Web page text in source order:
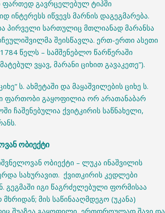
ფართედ გავრცელებულ ტიპში
ინტერესს იწვევს მარნის დაგეგმარება.
პირველი სართულიც მთლიანად მარანსა
შეისწავლა. ერთ-ერთი ასეთი
წელს – სამშენებლო წარწერაში
ვყავ, მარანი ციხით გავაკეთე”).
ს. ახმეტაში და მაყაშვილების ციხე ს.
ფართობი გაყოფილია ორ არათანაბარ
ჩაშენებულია ქვიტკირის საწნახელი,
ობიექტი
ობიექტი – ლუკა ინაშვილის
სახურავით. ქვითკირის კედლები
გეგმაში იგი წაგრძელებული ფორმისაა
მის საწინააღმდეგო (უკანა)